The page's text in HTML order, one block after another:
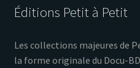
Éditions Petit à Petit
Les collections majeures de
la forme originale du Docu-